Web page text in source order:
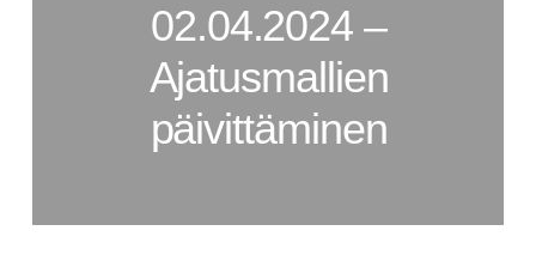
02.04.2024 –
Ajatusmallien
päivittäminen